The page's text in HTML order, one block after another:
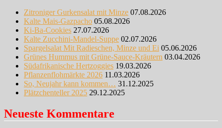
Zitroniger Gurkensalat mit Minze 07.08.2026
Kalte Mais-Gazpacho 05.08.2026
Ki-Ba-Cookies 27.07.2026
Kalte Zucchini-Mandel-Suppe 02.07.2026
Spargelsalat Mit Radieschen, Minze und Ei 05.06.2026
Grünes Hummus mit Grüne-Sauce-Kräutern 03.04.2026
Südafrikanische Hertzoggies 19.03.2026
Pflanzenflohmärkte 2026 11.03.2026
So, Neujahr kann kommen… 31.12.2025
Plätzchenteller 2025 29.12.2025
Neueste Kommentare